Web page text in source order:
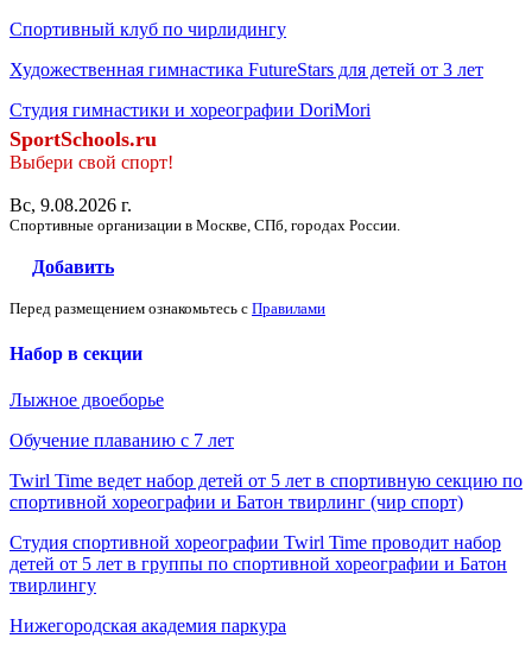
Спортивный клуб по чирлидингу
Художественная гимнастика FutureStars для детей от 3 лет
Студия гимнастики и хореографии DoriMori
SportSchools.ru
Выбери свой спорт!
Вс, 9.08.2026 г.
Спортивные организации в Москве, СПб, городах России.
Добавить
Перед размещением ознакомьтесь с Правилами
Набор в секции
Лыжное двоеборье
Обучение плаванию с 7 лет
Twirl Time ведет набор детей от 5 лет в спортивную секцию по
спортивной хореографии и Батон твирлинг (чир спорт)
Студия спортивной хореографии Twirl Time проводит набор
детей от 5 лет в группы по спортивной хореографии и Батон
твирлингу
Нижегородская академия паркура